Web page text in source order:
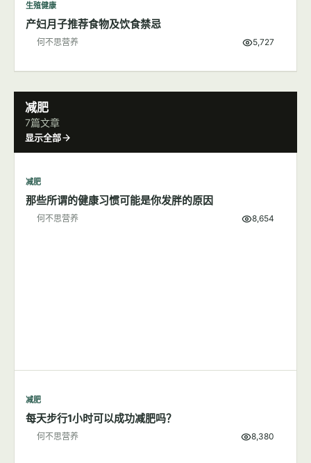
生殖健康
产妇月子推荐食物及饮食禁忌
何不思营养 5,727
减肥
7篇文章
显示全部
减肥
那些所谓的健康习惯可能是你发胖的原因
何不思营养 8,654
减肥
每天步行1小时可以成功减肥吗？
何不思营养 8,380